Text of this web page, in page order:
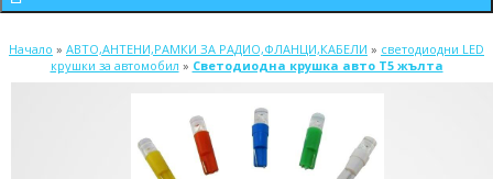
Начало » АВТО,АНТЕНИ,РАМКИ ЗА РАДИО,ФЛАНЦИ,КАБЕЛИ » светодиодни LED
крушки за автомобил » Светодиодна крушка авто T5 жълта